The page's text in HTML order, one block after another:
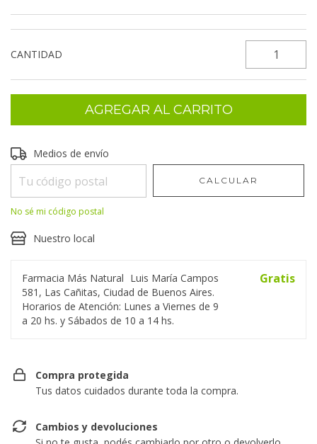
CANTIDAD
Entregas para el CP:
Medios de envío
CALCULAR
No sé mi código postal
Nuestro local
Farmacia Más Natural Luis María Campos
581, Las Cañitas, Ciudad de Buenos Aires.
Horarios de Atención: Lunes a Viernes de 9
a 20 hs. y Sábados de 10 a 14 hs.
Gratis
Compra protegida
Tus datos cuidados durante toda la compra.
Cambios y devoluciones